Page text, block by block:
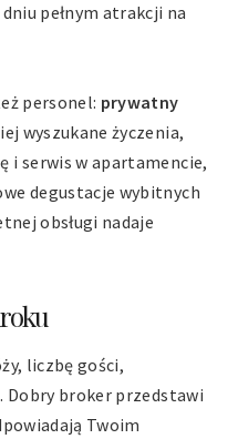
pełnym atrakcji na
personel: prywatny
wyszukane życzenia,
i serwis w apartamencie,
degustacje wybitnych
obsługi nadaje
liczbę gości,
Dobry broker przedstawi
Twoim